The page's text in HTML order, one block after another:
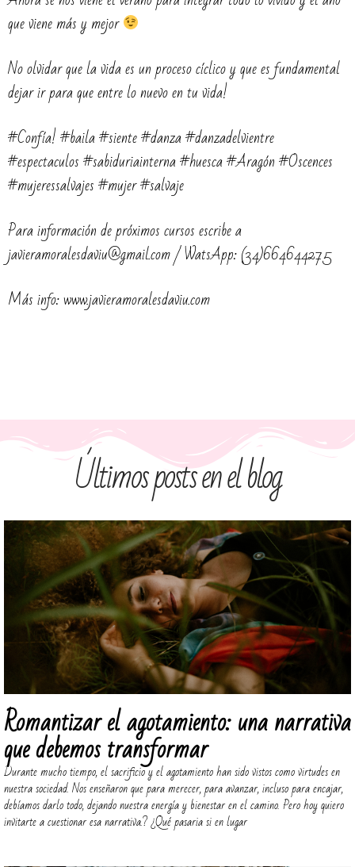
que viene más y mejor
No olvidar que la vida es un proceso cíclico y que es fundamental
dejar ir para que entre lo nuevo en tu vida!
#Confía! #baila #siente #danza #danzadelvientre
#espectaculos #sabiduriainterna #huesca #Aragón #Oscences
#mujeressalvajes #mujer #salvaje
Para información de próximos cursos escribe a
javieramoralesdaviu@gmail.com / WatsApp: (34)664644275
Más info: www.javieramoralesdaviu.com
Últimos posts en el blog
Romantizar el agotamiento: una narrativa
que debemos transformar
Durante mucho tiempo, el sacrificio y el agotamiento han sido vistos como virtudes en
nuestra sociedad. Nos enseñaron que para merecer, para avanzar, incluso para encajar,
debíamos darlo todo, dejando nuestra energía y bienestar en el camino. Pero hoy quiero
invitarte a cuestionar esa narrativa.? ¿Qué pasaria si en lugar